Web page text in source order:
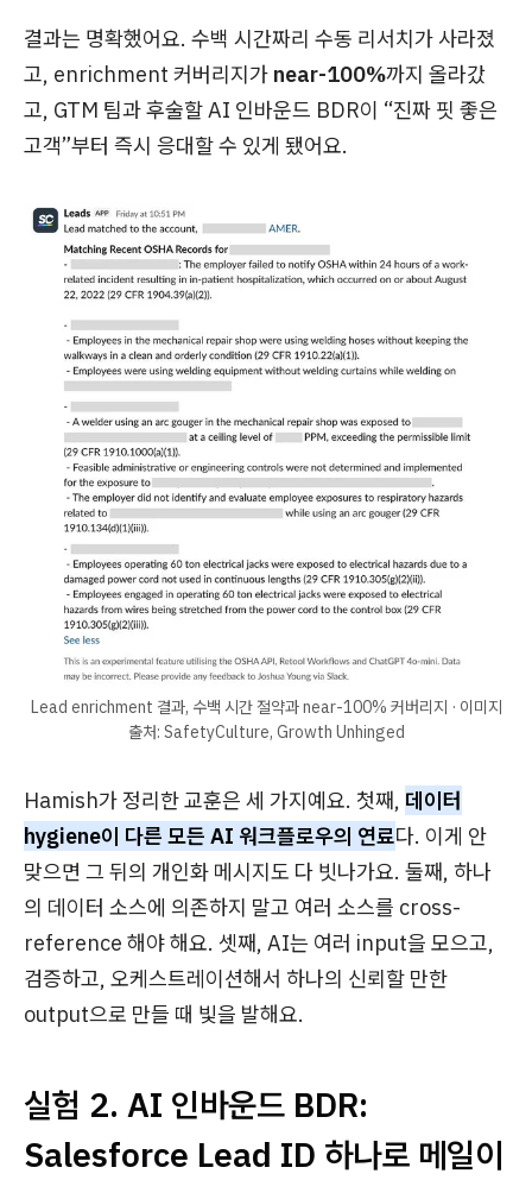
결과는 명확했어요. 수백 시간짜리 수동 리서치가 사라졌
고, enrichment 커버리지가 near-100%까지 올라갔
고, GTM 팀과 후술할 AI 인바운드 BDR이 “진짜 핏 좋은
고객”부터 즉시 응대할 수 있게 됐어요.
Lead enrichment 결과, 수백 시간 절약과 near-100% 커버리지 · 이미지
출처: SafetyCulture, Growth Unhinged
Hamish가 정리한 교훈은 세 가지예요. 첫째, 데이터
hygiene이 다른 모든 AI 워크플로우의 연료다. 이게 안
맞으면 그 뒤의 개인화 메시지도 다 빗나가요. 둘째, 하나
의 데이터 소스에 의존하지 말고 여러 소스를 cross-
reference 해야 해요. 셋째, AI는 여러 input을 모으고,
검증하고, 오케스트레이션해서 하나의 신뢰할 만한
output으로 만들 때 빛을 발해요.
실험 2. AI 인바운드 BDR:
Salesforce Lead ID 하나로 메일이